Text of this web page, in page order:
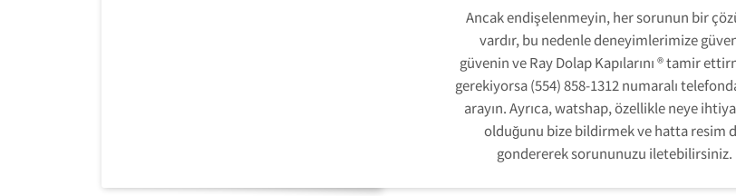
Ancak endişelenmeyin, her sorunun bir
vardır, bu nedenle deneyimlerimize
güvenin ve Ray Dolap Kapılarını ® tamir
gerekiyorsa (554) 858-1312 numaralı
arayın. Ayrıca, watshap, özellikle neye
olduğunu bize bildirmek ve hatta resim
gondererek sorununuzu iletebilirsiniz.